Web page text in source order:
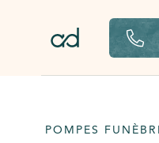
POMPES